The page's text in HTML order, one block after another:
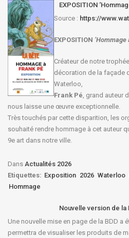
EXPOSITION
Source : https://
EXPOSITION ‘Hommage
Créateur de notre
décoration de la façade
Waterloo,
Frank Pé , grand auteur
nous laisse une œuvre exceptionnelle.
Très touchés par cette disparition, les
souhaité rendre hommage à cet auteur
9e art dans notre ville.
Dans Actualités 2026
Etiquettes: Exposition 2026 Waterloo
Hommage
Nouvelle version de la
Une nouvelle mise en page de la BDD a
permettra de visualiser les produits de